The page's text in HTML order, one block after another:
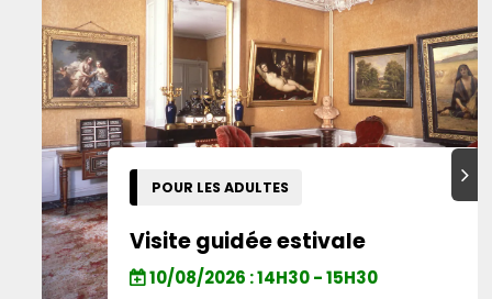
POUR LES ADULTES
Visite guidée estivale
10/08/2026 : 14H30 - 15H30